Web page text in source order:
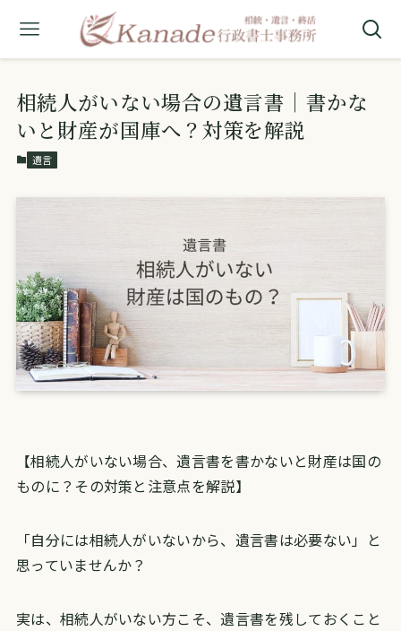
相続人がいない場合の遺言書｜書かな
いと財産が国庫へ？対策を解説
遺言
【相続人がいない場合、遺言書を書かないと財産は国の
ものに？その対策と注意点を解説】
「自分には相続人がいないから、遺言書は必要ない」と
思っていませんか？
実は、相続人がいない方こそ、遺言書を残しておくこと